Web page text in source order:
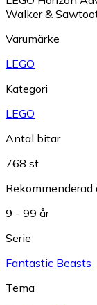
Walker &
Varumärke
LEGO
Kategori
LEGO
Antal bitar
768 st
Rekommenderad
9 - 99 år
Serie
Fantastic Beasts
Tema